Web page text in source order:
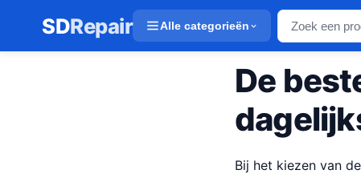
SDRepair Alle categorieën
De
Bij het kiezen van